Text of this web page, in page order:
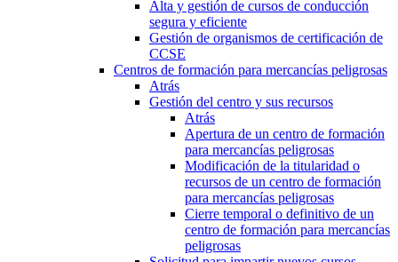
Alta y gestión de cursos de conducción
segura y eficiente
Gestión de organismos de certificación de
CCSE
Centros de formación para mercancías peligrosas
Atrás
Gestión del centro y sus recursos
Atrás
Apertura de un centro de formación
para mercancías peligrosas
Modificación de la titularidad o
recursos de un centro de formación
para mercancías peligrosas
Cierre temporal o definitivo de un
centro de formación para mercancías
peligrosas